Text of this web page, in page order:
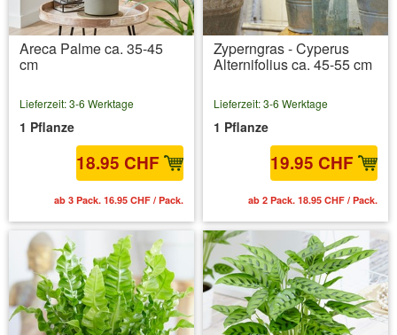
Areca Palme ca. 35-45
cm
Lieferzeit: 3-6 Werktage
1 Pflanze
18.95 CHF
ab 3 Pack. 16.95 CHF / Pack.
Zyperngras - Cyperus
Alternifolius ca. 45-55 cm
Lieferzeit: 3-6 Werktage
1 Pflanze
19.95 CHF
ab 2 Pack. 18.95 CHF / Pack.